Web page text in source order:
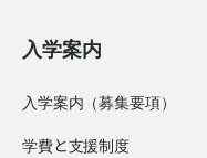
入学案内
入学案内（募集要項）
学費と支援制度